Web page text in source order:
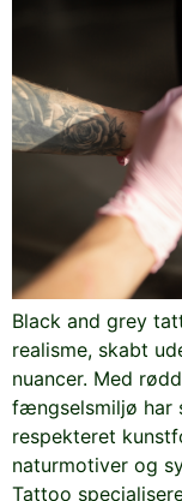
Black and grey
realisme, skabt
nuancer. Med
fængselsmiljø har
respekteret
naturmotiver og
Tattoo